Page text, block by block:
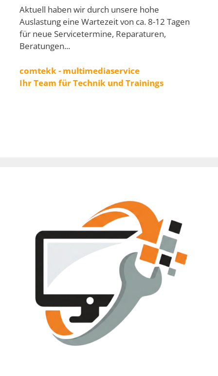
Aktuell haben wir durch unsere hohe
Auslastung eine Wartezeit von ca. 8-12 Tagen
für neue Servicetermine, Reparaturen,
Beratungen...
comtekk - multimediaservice
Ihr Team für Technik und Trainings